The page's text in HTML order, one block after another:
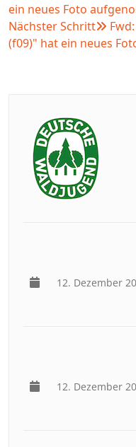
ein neues Foto
Nächster Schritt
(f09)" hat ein neues
12. Dezember
12. Dezember